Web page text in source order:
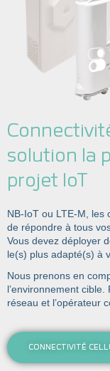
solution la
projet IoT
NB-IoT ou LTE-M, les
de répondre à tous
Vous devez déployer
le(s) plus adapté(s) à
Nous prenons en
l’environnement
réseau et l’opérateur
CONNECTIVITÉ